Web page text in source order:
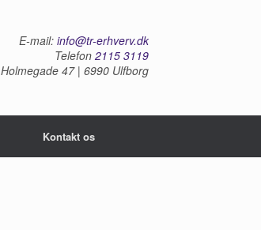
E-mail: info@tr-erhverv.dk
Telefon 2115 3119
Holmegade 47 | 6990 Ulfborg
Kontakt os